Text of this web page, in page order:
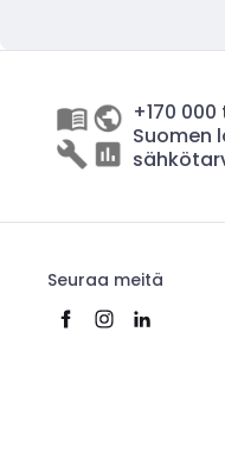
+170
Suomen
Seuraa meitä